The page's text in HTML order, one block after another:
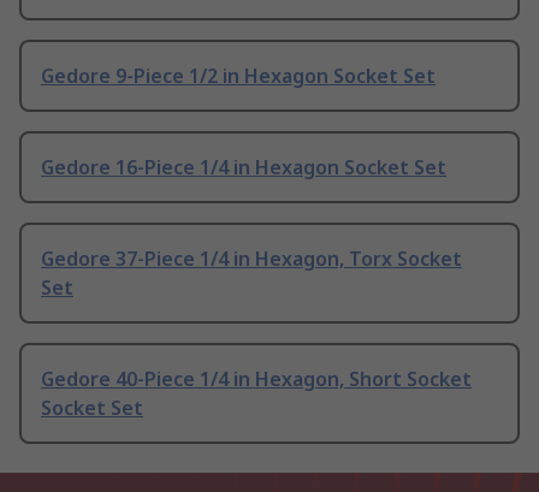
Gedore 9-Piece 1/2 in Hexagon Socket Set
Gedore 16-Piece 1/4 in Hexagon Socket Set
Gedore 37-Piece 1/4 in Hexagon, Torx Socket
Set
Gedore 40-Piece 1/4 in Hexagon, Short Socket
Socket Set